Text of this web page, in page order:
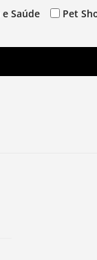
Saúde Pet